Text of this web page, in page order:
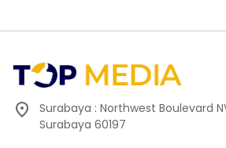
Surabaya : Northwest Boulevard
Surabaya 60197